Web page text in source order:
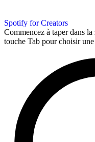
Spotify for Creators
Commencez à taper dans
touche Tab pour choisir